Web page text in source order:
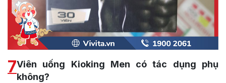
7Viên uống Kioking Men có tác dụng phụ
không?